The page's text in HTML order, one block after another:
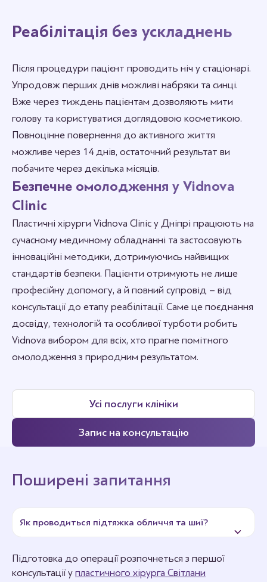
Реабілітація без ускладнень
Після процедури пацієнт проводить ніч у стаціонарі.
Упродовж перших днів можливі набряки та синці.
Вже через тиждень пацієнтам дозволяють мити
голову та користуватися доглядовою косметикою.
Повноцінне повернення до активного життя
можливе через 14 днів, остаточний результат ви
побачите через декілька місяців.
Безпечне омолодження у Vidnova
Clinic
Пластичні хірурги Vidnova Clinic у Дніпрі працюють на
сучасному медичному обладнанні та застосовують
інноваційні методики, дотримуючись найвищих
стандартів безпеки. Пацієнти отримують не лише
професійну допомогу, а й повний супровід – від
консультації до етапу реабілітації. Саме це поєднання
досвіду, технологій та особливої турботи робить
Vidnova вибором для всіх, хто прагне помітного
омолодження з природним результатом.
Усі послуги клініки
Запис на консультацію
Поширені запитання
Як проводиться підтяжка обличчя та шиї?
Підготовка до операції розпочнеться з першої
консультації у пластичного хірурга Світлани